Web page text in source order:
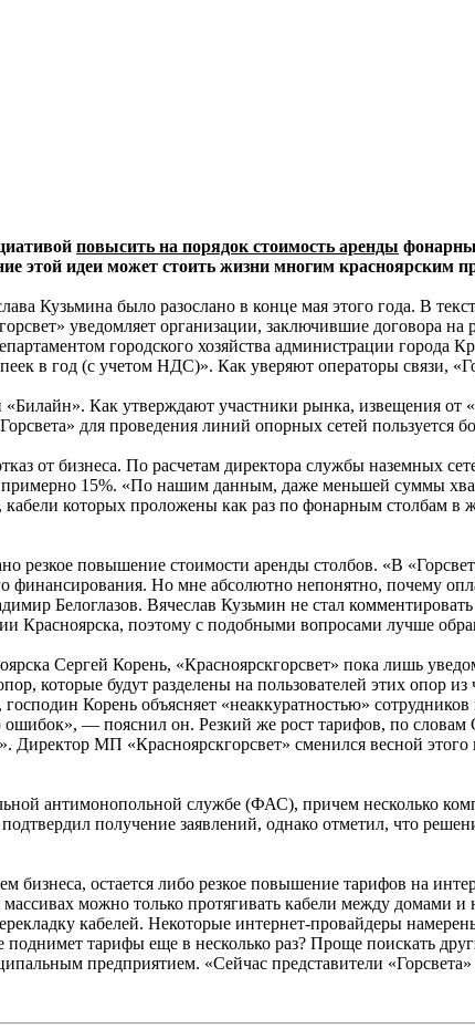
повысить на порядок стоимость аренды
этой идеи может стоить жизни многим красноярским
Кузьмина было разослано в конце мая этого года. В
уведомляет организации, заключившие договора на
городского хозяйства администрации города
в год (с учетом НДС)». Как уверяют операторы связи,
Как утверждают участники рынка, извещения от
для проведения линий опорных сетей пользуется
от бизнеса. По расчетам директора службы наземных
примерно 15%. «По нашим данным, даже меньшей суммы
которых проложены как раз по фонарным столбам в
повышение стоимости аренды столбов. «В
финансирования. Но мне абсолютно непонятно, почему
Белоглазов. Вячеслав Кузьмин не стал
Красноярска, поэтому с подобными вопросами лучше
Сергей Корень, «Красноярскгорсвет» пока лишь
которые будут разделены на пользователей этих опор из
господин Корень объясняет «неаккуратностью»
— пояснил он. Резкий же рост тарифов, по словам
МП «Красноярскгорсвет» сменился весной этого
антимонопольной службе (ФАС), причем несколько
получение заявлений, однако отметил, что
остается либо резкое повышение тарифов на
можно только протягивать кабели между домами
кабелей. Некоторые интернет-провайдеры
поднимет тарифы еще в несколько раз? Проще поискать
предприятием. «Сейчас представители